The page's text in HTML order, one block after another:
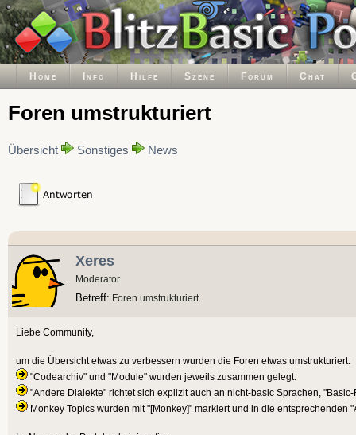
Home Info Hilfe Szene Forum Chat
Foren umstrukturiert
Übersicht Sonstiges News
Xeres
Moderator
Betreff: Foren umstrukturiert
Liebe Community,
um die Übersicht etwas zu verbessern wurden die Foren etwas umstrukturiert:
"Codearchiv" und "Module" wurden jeweils zusammen gelegt.
"Andere Dialekte" richtet sich explizit auch an nicht-basic Sprachen,
Monkey Topics wurden mit "[Monkey]" markiert und in die entsprechenden